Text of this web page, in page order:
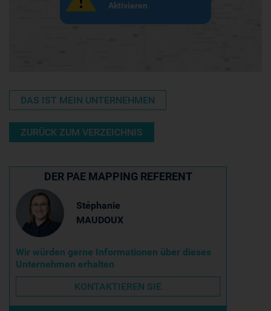
Aktivieren
DAS IST MEIN UNTERNEHMEN
ZURÜCK ZUM VERZEICHNIS
DER PAE MAPPING REFERENT
Stéphanie
MAUDOUX
Wir würden gerne Informationen über dieses
Unternehmen erhalten
KONTAKTIEREN SIE